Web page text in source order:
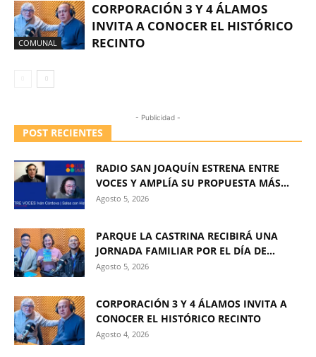
COMUNAL
CORPORACIÓN 3 Y 4 ÁLAMOS
INVITA A CONOCER EL HISTÓRICO
RECINTO
- Publicidad -
POST RECIENTES
RADIO SAN JOAQUÍN ESTRENA ENTRE
VOCES Y AMPLÍA SU PROPUESTA MÁS...
Agosto 5, 2026
PARQUE LA CASTRINA RECIBIRÁ UNA
JORNADA FAMILIAR POR EL DÍA DE...
Agosto 5, 2026
CORPORACIÓN 3 Y 4 ÁLAMOS INVITA A
CONOCER EL HISTÓRICO RECINTO
Agosto 4, 2026